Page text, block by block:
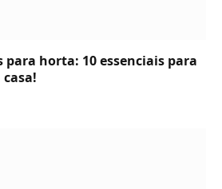
para horta: 10 essenciais para